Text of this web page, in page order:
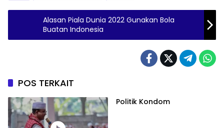
Alasan Piala Dunia 2022 Gunakan Bola
Buatan Indonesia
POS TERKAIT
Politik Kondom